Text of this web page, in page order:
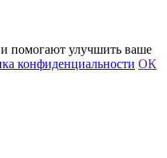
помогают улучшить ваше
конфиденциальности ОК